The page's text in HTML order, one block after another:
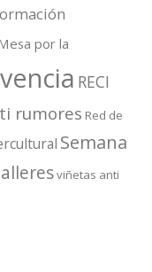
por la
RECI
rumores Red de
Semana
viñetas anti